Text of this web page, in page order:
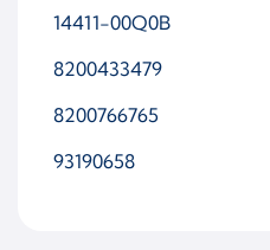
14411-00Q0B
8200433479
8200766765
93190658